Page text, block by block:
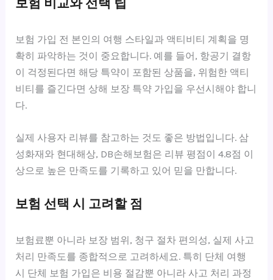
보험 가입 전 본인의 여행 스타일과 액티비티 계획을 명
확히 파악하는 것이 중요합니다. 예를 들어, 항공기 결항
이 걱정된다면 해당 특약이 포함된 상품을, 위험한 액티
비티를 즐긴다면 상해 보장 특약 가입을 우선시해야 합니
다.
실제 사용자 리뷰를 참고하는 것도 좋은 방법입니다. 삼
성화재와 현대해상, DB손해보험은 리뷰 평점이 4.8점 이
상으로 높은 만족도를 기록하고 있어 믿을 만합니다.
보험 선택 시 고려할 점
보험료뿐 아니라 보장 범위, 청구 절차 편의성, 실제 사고
처리 만족도를 종합적으로 고려하세요. 특히 단체 여행
시 단체 보험 가입은 비용 절감뿐 아니라 사고 처리 과정